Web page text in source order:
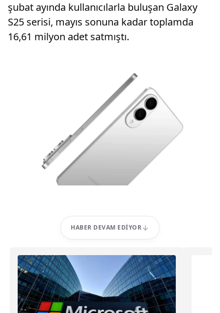
şubat ayında kullanıcılarla buluşan Galaxy
S25 serisi, mayıs sonuna kadar toplamda
16,61 milyon adet satmıştı.
HABER DEVAM EDIYOR